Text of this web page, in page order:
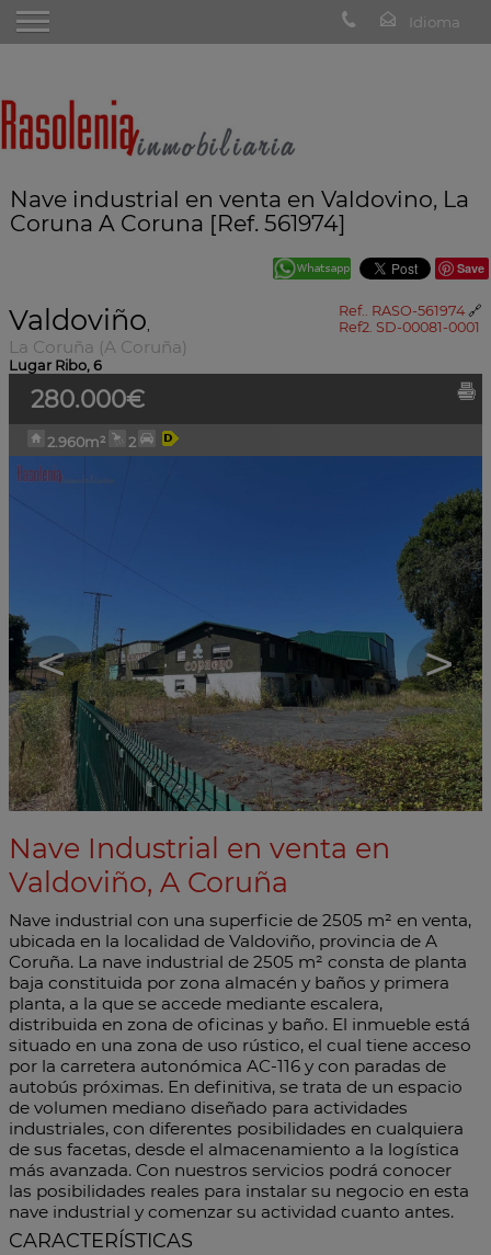
Nave industrial en venta en Valdovino, La
Coruna A Coruna [Ref. 561974]
Save
Ref.. RASO-561974 🔗
Ref2. SD-00081-0001
Valdoviño,
La Coruña (A Coruña)
Lugar Ribo, 6
280.000€
2.960m² 2
< >
Nave Industrial en venta en
Valdoviño, A Coruña
Nave industrial con una superficie de 2505 m² en venta,
ubicada en la localidad de Valdoviño, provincia de A
Coruña. La nave industrial de 2505 m² consta de planta
baja constituida por zona almacén y baños y primera
planta, a la que se accede mediante escalera,
distribuida en zona de oficinas y baño. El inmueble está
situado en una zona de uso rústico, el cual tiene acceso
por la carretera autonómica AC-116 y con paradas de
autobús próximas. En definitiva, se trata de un espacio
de volumen mediano diseñado para actividades
industriales, con diferentes posibilidades en cualquiera
de sus facetas, desde el almacenamiento a la logística
más avanzada. Con nuestros servicios podrá conocer
las posibilidades reales para instalar su negocio en esta
nave industrial y comenzar su actividad cuanto antes.
CARACTERÍSTICAS